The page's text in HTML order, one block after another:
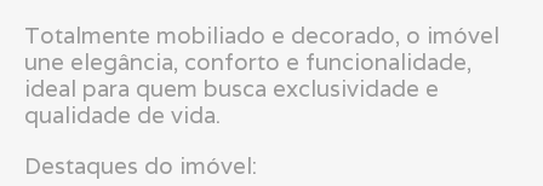
Totalmente mobiliado e decorado, o imóvel
une elegância, conforto e funcionalidade,
ideal para quem busca exclusividade e
qualidade de vida.
Destaques do imóvel: